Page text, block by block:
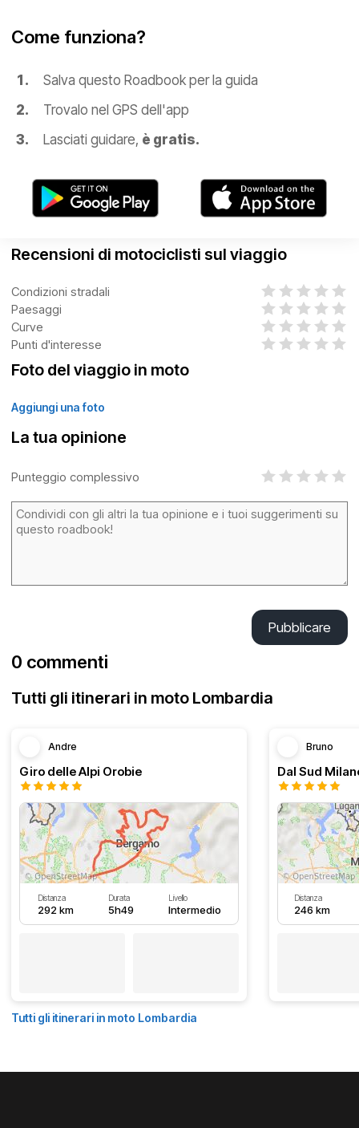
Come funziona?
Salva questo Roadbook per la guida
Trovalo nel GPS dell'app
Lasciati guidare, è gratis.
Recensioni di motociclisti sul viaggio
Condizioni stradali
Paesaggi
Curve
Punti d'interesse
Foto del viaggio in moto
Aggiungi una foto
La tua opinione
Punteggio complessivo
Pubblicare
0 commenti
Tutti gli itinerari in moto Lombardia
Andre
Giro delle Alpi Orobie
Distanza
292 km
Durata
5h49
Livello
Intermedio
Bruno
Distanza
246 km
Tutti gli itinerari in moto Lombardia